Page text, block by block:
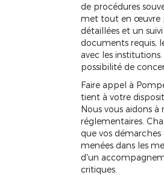
de procédures
met tout en œuvre
détaillées et un
documents requis,
avec les
possibilité de
Faire appel à
tient à votre
Nous vous aidons
réglementaires.
que vos
menées dans les
d'un
critiques.